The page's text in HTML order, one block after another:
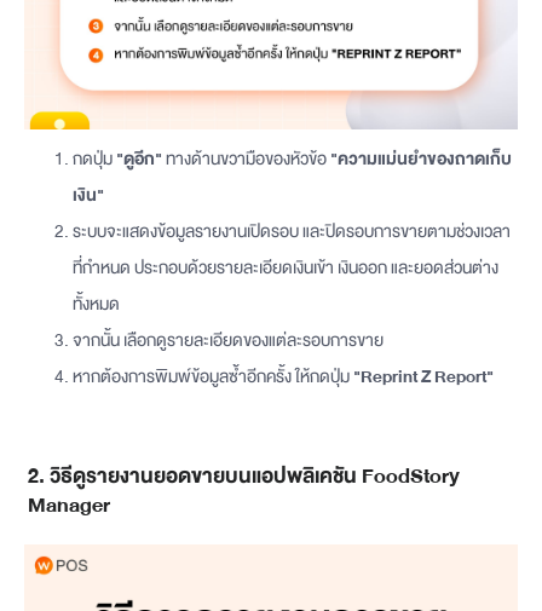
กดปุ่ม"ดูอีก"ทางด้านขวามือของหัวข้อ"ความแม่นยำของถาดเก็บ
เงิน"
ระบบจะแสดงข้อมูลรายงานเปิดรอบ และปิดรอบการขายตามช่วงเวลา
ที่กำหนด ประกอบด้วยรายละเอียดเงินเข้า เงินออก และยอดส่วนต่าง
ทั้งหมด
จากนั้น เลือกดูรายละเอียดของแต่ละรอบการขาย
หากต้องการพิมพ์ข้อมูลซ้ำอีกครั้ง ให้กดปุ่ม"Reprint Z Report"
2. วิธีดูรายงานยอดขายบนแอปพลิเคชัน FoodStory
Manager